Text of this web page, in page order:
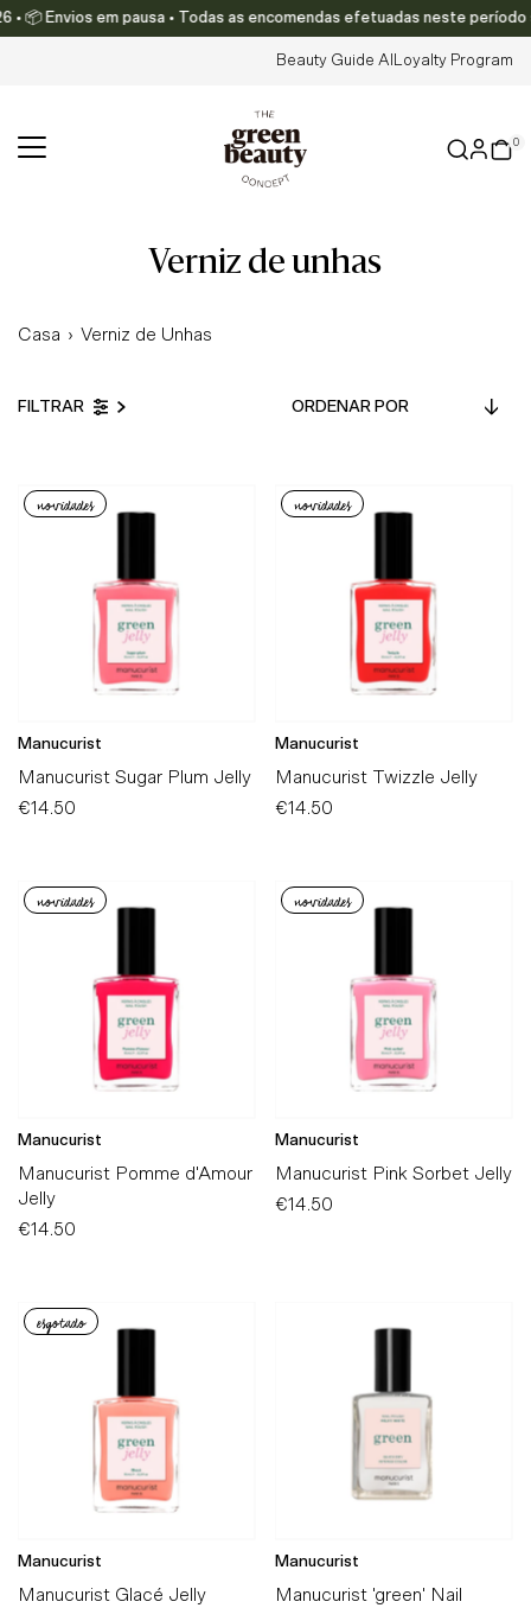
Translation missing: pt-PT.accessibility.skip_to_text
📦 Envios em pausa • Todas as encomendas efetuadas neste período
Beauty Guide AI Loyalty Program
0
verniz de unhas
Casa › Verniz de Unhas
FILTRAR
por
Mais relevantes
Alfabeticamente, Z-A
Preço, mais baratos
Preço, mais caros
Data, mais recentes
novidades
Manucurist
Manucurist Sugar Plum Jelly
Preço
€14.50
novidades
Manucurist
Manucurist Twizzle Jelly
Preço
€14.50
novidades
Manucurist
Manucurist Pomme d'Amour
Jelly
Preço
€14.50
novidades
Manucurist
Manucurist Pink Sorbet Jelly
Preço
€14.50
esgotado
Manucurist
Manucurist Glacé Jelly
Manucurist
Manucurist 'green' Nail